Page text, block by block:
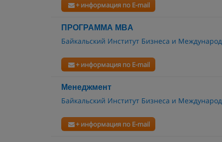
+ информация по E-mail
ПРОГРАММА MBA
Байкальский Институт Бизнеса и
+ информация по E-mail
Менеджмент
Байкальский Институт Бизнеса и
+ информация по E-mail